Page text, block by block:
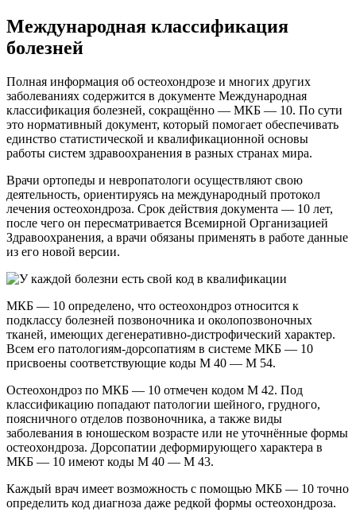
Международная классификация
болезней
Полная информация об остеохондрозе и многих других
заболеваниях содержится в документе Международная
классификация болезней, сокращённо — МКБ — 10. По сути
это нормативный документ, который помогает обеспечивать
единство статистической и квалификационной основы
работы систем здравоохранения в разных странах мира.
Врачи ортопеды и невропатологи осуществляют свою
деятельность, ориентируясь на международный протокол
лечения остеохондроза. Срок действия документа — 10 лет,
после чего он пересматривается Всемирной Организацией
Здравоохранения, а врачи обязаны применять в работе данные
из его новой версии.
МКБ — 10 определено, что остеохондроз относится к
подклассу болезней позвоночника и околопозвоночных
тканей, имеющих дегенеративно-дистрофический характер.
Всем его патологиям-дорсопатиям в системе МКБ — 10
присвоены соответствующие коды М 40 — М 54.
Остеохондроз по МКБ — 10 отмечен кодом М 42. Под
классификацию попадают патологии шейного, грудного,
поясничного отделов позвоночника, а также виды
заболевания в юношеском возрасте или не уточнённые формы
остеохондроза. Дорсопатии деформирующего характера в
МКБ — 10 имеют коды М 40 — М 43.
Каждый врач имеет возможность с помощью МКБ — 10 точно
определить код диагноза даже редкой формы остеохондроза.